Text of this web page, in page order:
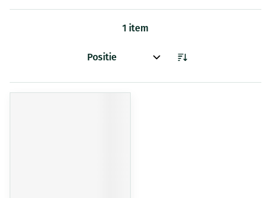
1 item
Sorteer op: